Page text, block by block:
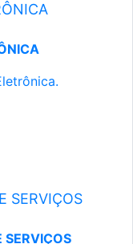
SERVIÇOS
SERVIÇOS